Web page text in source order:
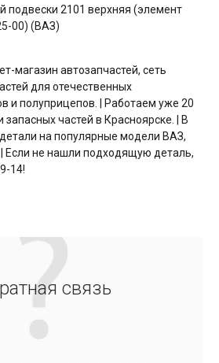
подвески 2101 верхняя (элемент
00) (ВАЗ)
магазин автозапчастей, сеть
для отечественных
и полуприцепов. | Работаем уже 20
частей в Красноярске. | В
на популярные модели ВАЗ,
| Если не нашли подходящую деталь,
14!
связь